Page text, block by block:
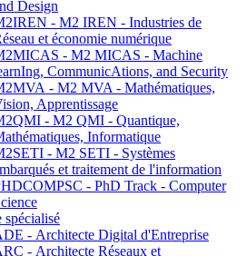
Design
- M2 IREN - Industries de
et économie numérique
- M2 MICAS - Machine
CommunicAtions, and Security
- M2 MVA - Mathématiques,
Apprentissage
- M2 QMI - Quantique,
Informatique
- M2 SETI - Systèmes
et traitement de l'information
- PhD Track - Computer
spécialisé
- Architecte Digital d'Entreprise
- Architecte Réseaux et